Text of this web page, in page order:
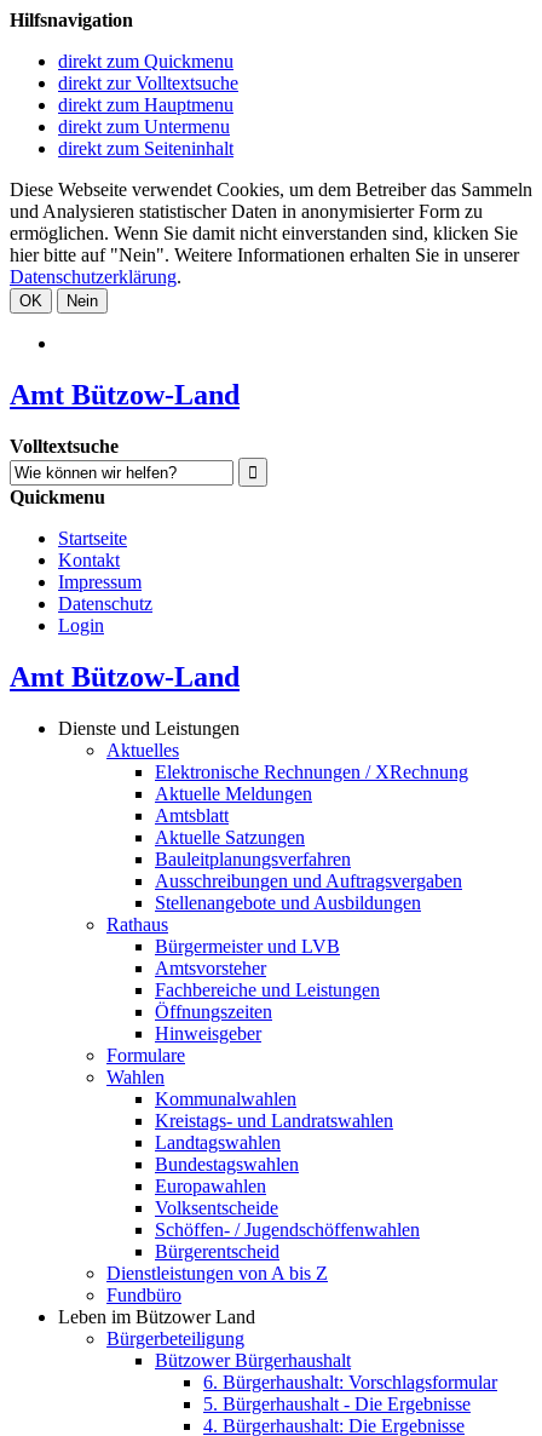
Hilfsnavigation
direkt zum Quickmenu
direkt zur Volltextsuche
direkt zum Hauptmenu
direkt zum Untermenu
direkt zum Seiteninhalt
Diese Webseite verwendet Cookies, um dem Betreiber das Sammeln
und Analysieren statistischer Daten in anonymisierter Form zu
ermöglichen. Wenn Sie damit nicht einverstanden sind, klicken Sie
hier bitte auf "Nein". Weitere Informationen erhalten Sie in unserer
Datenschutzerklärung.
OK Nein
Amt Bützow-Land
Volltextsuche
Quickmenu
Startseite
Kontakt
Impressum
Datenschutz
Login
Amt Bützow-Land
Dienste und Leistungen
Aktuelles
Elektronische Rechnungen / XRechnung
Aktuelle Meldungen
Amtsblatt
Aktuelle Satzungen
Bauleitplanungsverfahren
Ausschreibungen und Auftragsvergaben
Stellenangebote und Ausbildungen
Rathaus
Bürgermeister und LVB
Amtsvorsteher
Fachbereiche und Leistungen
Öffnungszeiten
Hinweisgeber
Formulare
Wahlen
Kommunalwahlen
Kreistags- und Landratswahlen
Landtagswahlen
Bundestagswahlen
Europawahlen
Volksentscheide
Schöffen- / Jugendschöffenwahlen
Bürgerentscheid
Dienstleistungen von A bis Z
Fundbüro
Leben im Bützower Land
Bürgerbeteiligung
Bützower Bürgerhaushalt
6. Bürgerhaushalt: Vorschlagsformular
5. Bürgerhaushalt - Die Ergebnisse
4. Bürgerhaushalt: Die Ergebnisse